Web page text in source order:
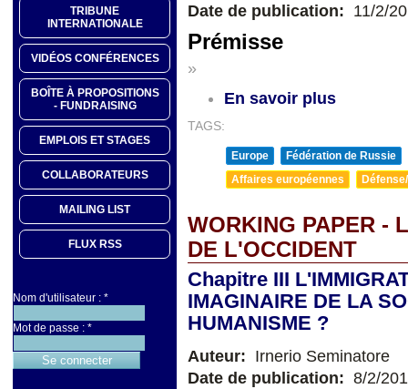
TRIBUNE
INTERNATIONALE
VIDÉOS CONFÉRENCES
BOÎTE À PROPOSITIONS
- FUNDRAISING
EMPLOIS ET STAGES
COLLABORATEURS
MAILING LIST
FLUX RSS
Nom d'utilisateur : *
Mot de passe : *
Date de publication: 11/2/
Prémisse
»
En savoir plus
TAGS:
Europe
Fédération de Russie
Affaires européennes
WORKING PAPER -
DE L'OCCIDENT
Chapitre III
IMAGINAIRE DE LA
HUMANISME ?
Auteur: Irnerio Seminatore
Date de publication: 8/2/